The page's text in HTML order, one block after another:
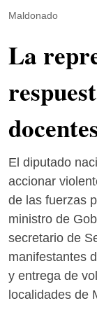
Maldonado
La
El diputado
accionar
de las fuerzas
ministro de
secretario de
manifestantes
y entrega de
localidades de